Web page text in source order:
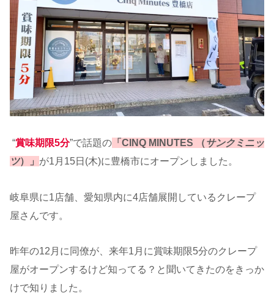
“賞味期限5分”で話題の 「CINQ MINUTES （サンクミニッ
ツ）」 が1月15日(木)に豊橋市にオープンしました。
岐阜県に1店舗、愛知県内に4店舗展開しているクレープ
屋さんです。
昨年の12月に同僚が、来年1月に賞味期限5分のクレープ
屋がオープンするけど知ってる？と聞いてきたのをきっか
けで知りました。